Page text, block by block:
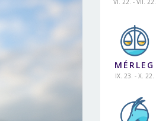
VI. 22. - VII. 22.
MÉRLEG
IX. 23. - X. 22.